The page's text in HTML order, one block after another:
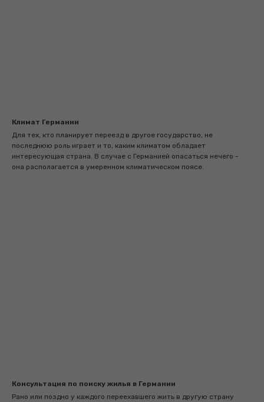
Климат Германии
Для тех, кто планирует переезд в другое государство, не
последнюю роль играет и то, каким климатом обладает
интересующая страна. В случае с Германией опасаться нечего -
она располагается в умеренном климатическом поясе.
Консультация по поиску жилья в Германии
Рано или поздно у каждого переехавшего жить в другую страну